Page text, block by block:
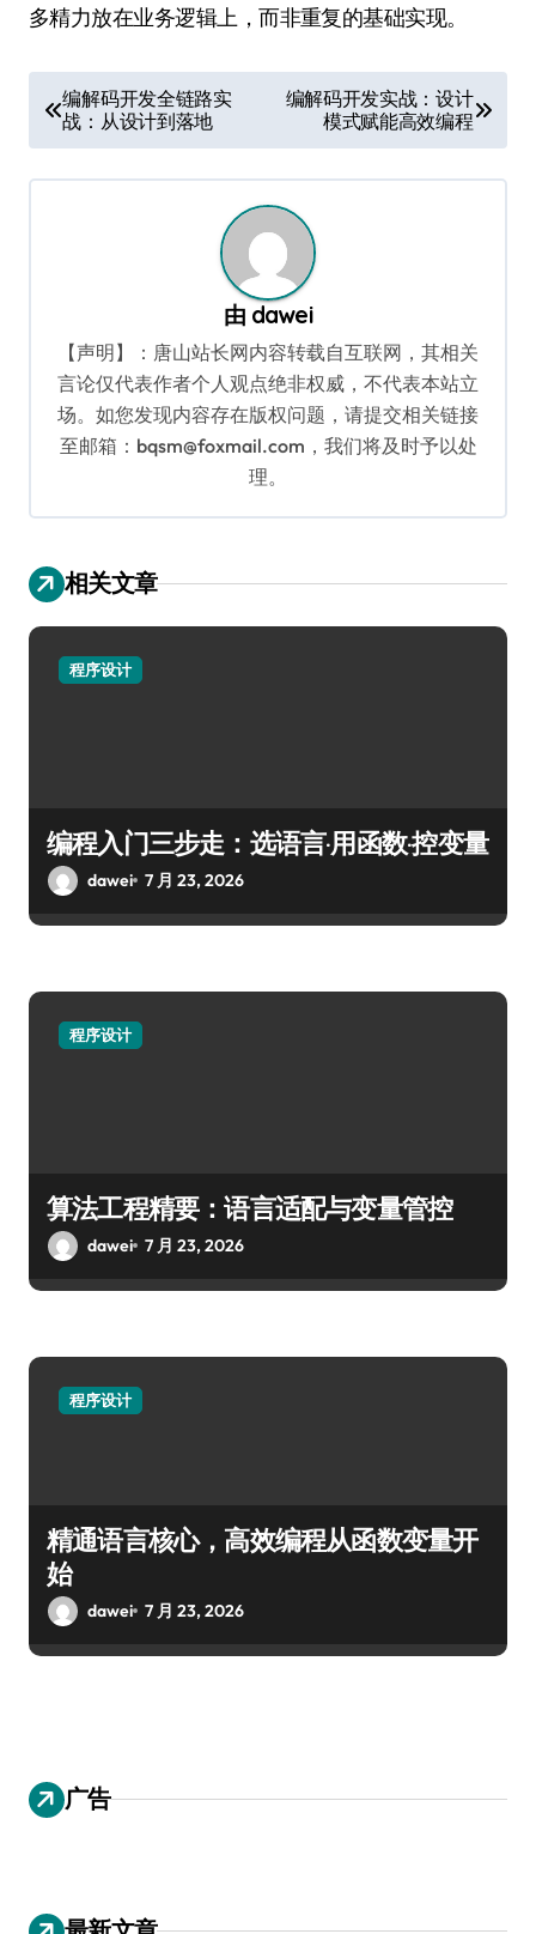
多精力放在业务逻辑上，而非重复的基础实现。
章
导
编解码开发全链路实
战：从设计到落地
编解码开发实战：设计
模式赋能高效编程
由 dawei
【声明】：唐山站长网内容转载自互联网，其相关
言论仅代表作者个人观点绝非权威，不代表本站立
场。如您发现内容存在版权问题，请提交相关链接
至邮箱：bqsm@foxmail.com，我们将及时予以处
理。
相关文章
程序设计
编程入门三步走：选语言·用函数·控变量
dawei 7 月 23, 2026
程序设计
算法工程精要：语言适配与变量管控
dawei 7 月 23, 2026
程序设计
精通语言核心，高效编程从函数变量开
始
dawei 7 月 23, 2026
广告